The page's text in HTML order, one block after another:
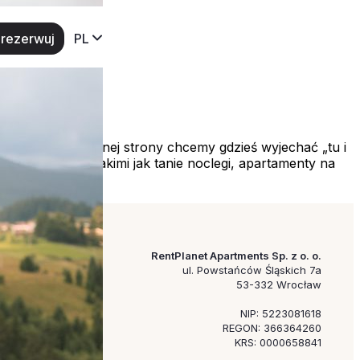
PL
Z jednej strony chcemy gdzieś wyjechać „tu i
frazami takimi jak tanie noclegi, apartamenty na
RentPlanet Apartments Sp. z o. o.
ul. Powstańców Śląskich 7a
53-332 Wrocław
NIP: 5223081618
REGON: 366364260
KRS: 0000658841